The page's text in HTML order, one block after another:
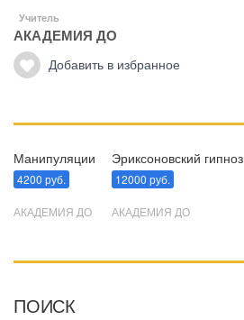
Учитель
АКАДЕМИЯ ДО
Добавить в избранное
Манипуляции
4200 руб.
АКАДЕМИЯ ДО
Эриксоновский гипноз
12000 руб.
АКАДЕМИЯ ДО
ПОИСК